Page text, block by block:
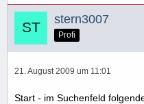
stern3007
Profi
21. August 2009 um 11:01
Start - im Suchenfeld